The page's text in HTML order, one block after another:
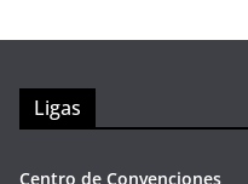
Ligas
Centro de Convenciones